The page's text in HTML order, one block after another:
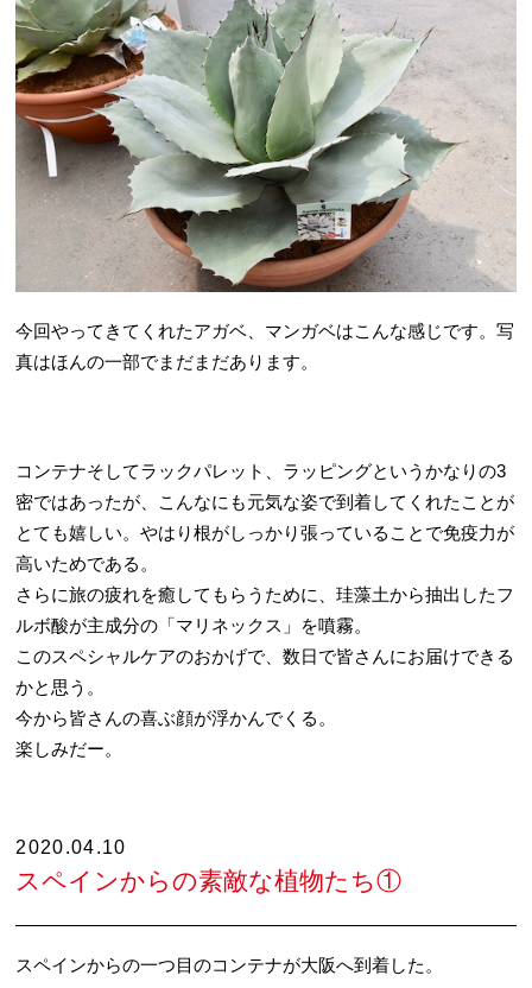
今回やってきてくれたアガベ、マンガベはこんな感じです。写
真はほんの一部でまだまだあります。
コンテナそしてラックパレット、ラッピングというかなりの3
密ではあったが、こんなにも元気な姿で到着してくれたことが
とても嬉しい。やはり根がしっかり張っていることで免疫力が
高いためである。
さらに旅の疲れを癒してもらうために、珪藻土から抽出したフ
ルボ酸が主成分の「マリネックス」を噴霧。
このスペシャルケアのおかげで、数日で皆さんにお届けできる
かと思う。
今から皆さんの喜ぶ顔が浮かんでくる。
楽しみだー。
2020.04.10
スペインからの素敵な植物たち①
スペインからの一つ目のコンテナが大阪へ到着した。